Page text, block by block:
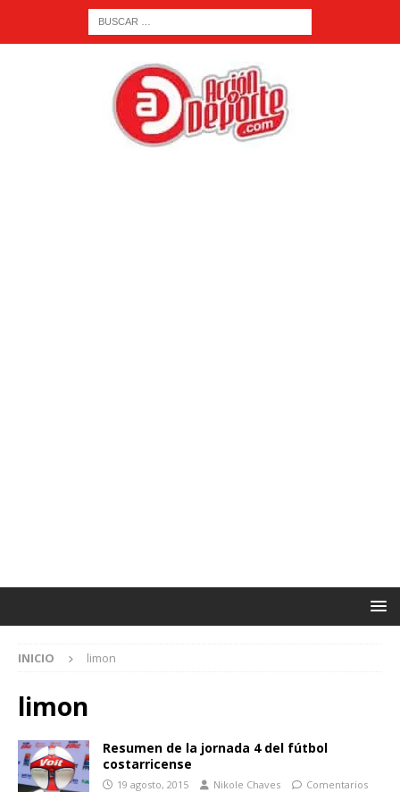
INICIO limon
limon
Resumen de la jornada 4 del fútbol
costarricense
19 agosto, 2015 Nikole Chaves
Comentarios